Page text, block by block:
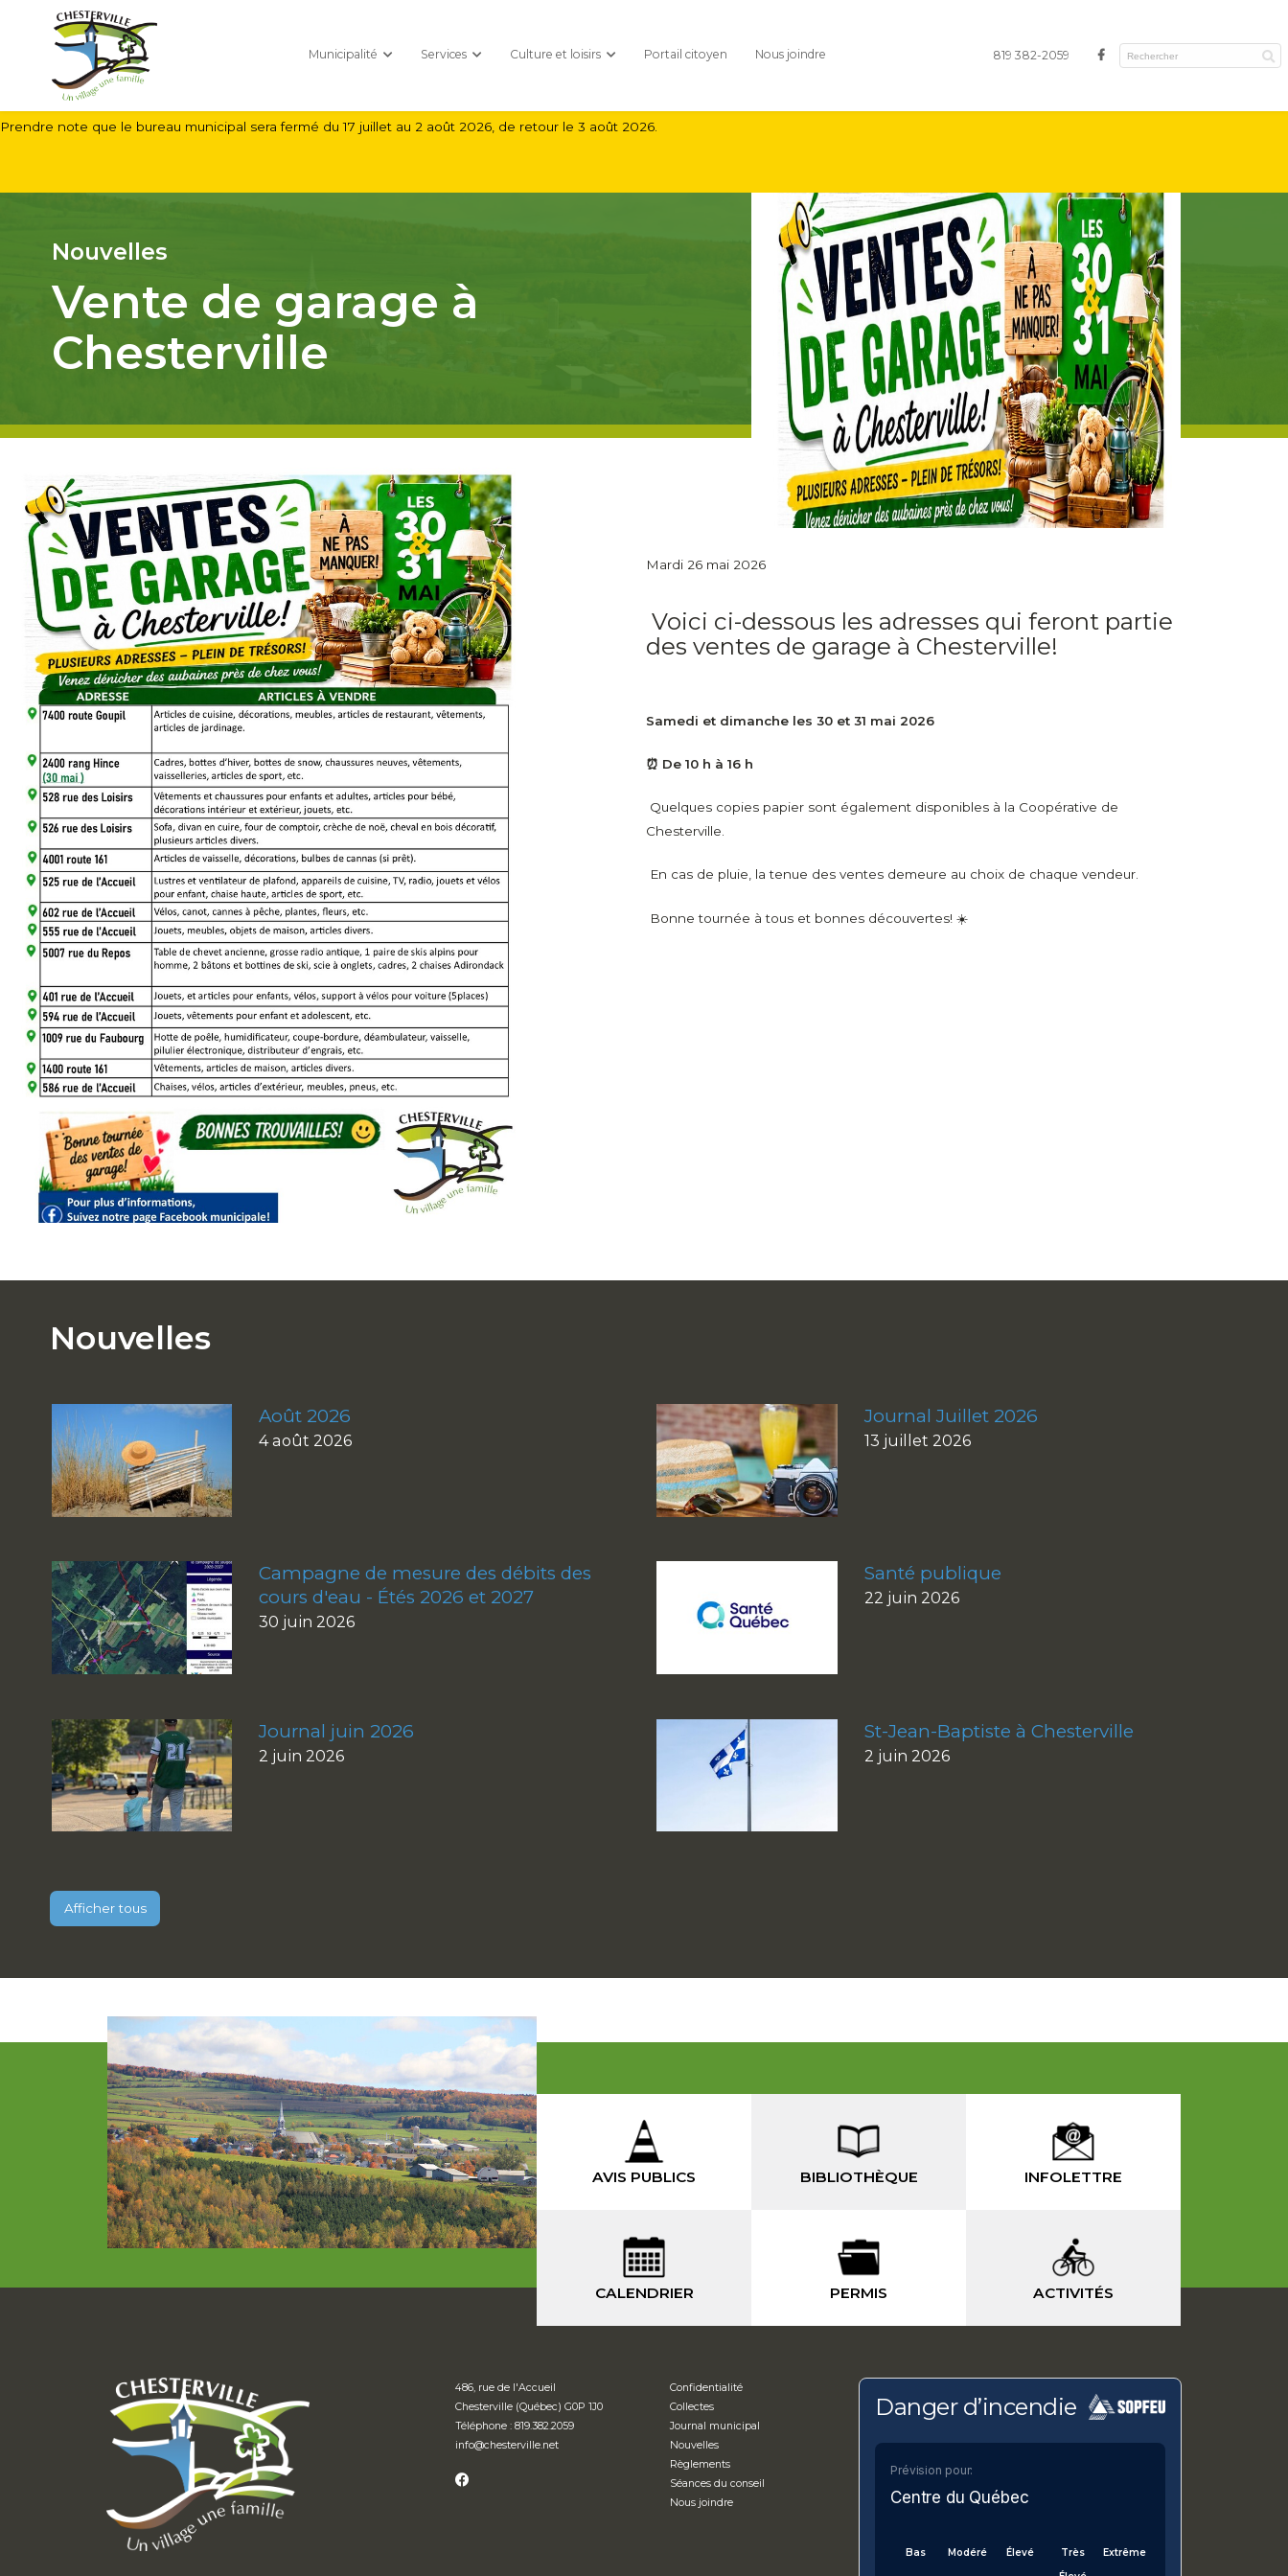
Municipalité Services Culture et loisirs Portail citoyen Nous joindre 819 382-2059
Prendre note que le bureau municipal sera fermé du 17 juillet au 2 août 2026, de retour le 3 août 2026.
Nouvelles
Vente de garage à
Chesterville
Mardi 26 mai 2026
Voici ci-dessous les adresses qui feront partie
des ventes de garage à Chesterville!
Samedi et dimanche les 30 et 31 mai 2026
⏰ De 10 h à 16 h
Quelques copies papier sont également disponibles à la Coopérative de
Chesterville.
En cas de pluie, la tenue des ventes demeure au choix de chaque vendeur.
Bonne tournée à tous et bonnes découvertes! ☀️
Nouvelles
Août 2026
4 août 2026
Journal Juillet 2026
13 juillet 2026
Campagne de mesure des débits des
cours d'eau - Étés 2026 et 2027
30 juin 2026
Santé publique
22 juin 2026
Journal juin 2026
2 juin 2026
St-Jean-Baptiste à Chesterville
2 juin 2026
Afficher tous
AVIS PUBLICS BIBLIOTHÈQUE INFOLETTRE
CALENDRIER PERMIS ACTIVITÉS
486, rue de l'Accueil
Chesterville (Québec) G0P 1J0
Téléphone : 819.382.2059
info@chesterville.net
Confidentialité
Collectes
Journal municipal
Nouvelles
Règlements
Séances du conseil
Nous joindre
Danger d’incendie
Prévision pour:
Centre du Québec
Bas Modéré Élevé
Très
Extrême